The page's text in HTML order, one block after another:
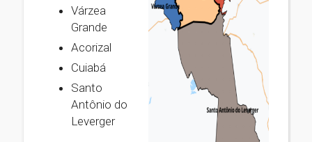
Várzea
Grande
Acorizal
Cuiabá
Santo
Antônio do
Leverger